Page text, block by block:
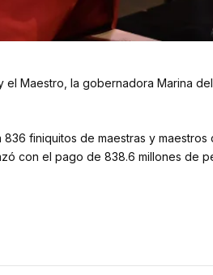
Maestro, la gobernadora Marina
finiquitos de maestras y
con el pago de 838.6 millones de